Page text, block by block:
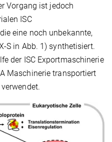
Vorgang ist jedoch
ISC
eine noch unbekannte,
S in Abb. 1) synthetisiert.
der ISC Exportmaschinerie
Maschinerie transportiert